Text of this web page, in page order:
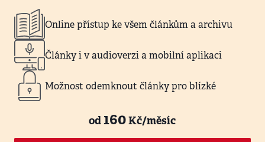
Online přístup ke všem článkům a archivu
Články i v audioverzi a mobilní aplikaci
Možnost odemknout články pro blízké
od160Kč/měsíc